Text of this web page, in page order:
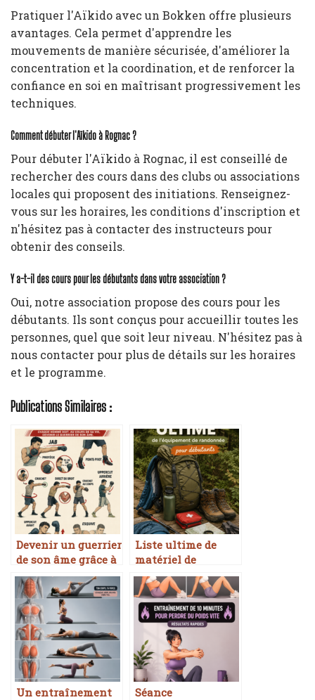
Pratiquer l'Aïkido avec un Bokken offre plusieurs
avantages. Cela permet d'apprendre les
mouvements de manière sécurisée, d'améliorer la
concentration et la coordination, et de renforcer la
confiance en soi en maîtrisant progressivement les
techniques.
Comment débuter l'Aïkido à Rognac ?
Pour débuter l'Aïkido à Rognac, il est conseillé de
rechercher des cours dans des clubs ou associations
locales qui proposent des initiations. Renseignez-
vous sur les horaires, les conditions d'inscription et
n'hésitez pas à contacter des instructeurs pour
obtenir des conseils.
Y a-t-il des cours pour les débutants dans votre association ?
Oui, notre association propose des cours pour les
débutants. Ils sont conçus pour accueillir toutes les
personnes, quel que soit leur niveau. N'hésitez pas à
nous contacter pour plus de détails sur les horaires
et le programme.
Publications Similaires :
Devenir un guerrier
de son âme grâce à
la boxe
Liste ultime de
matériel de
randonnée pour
débutants
Un entraînement Séance